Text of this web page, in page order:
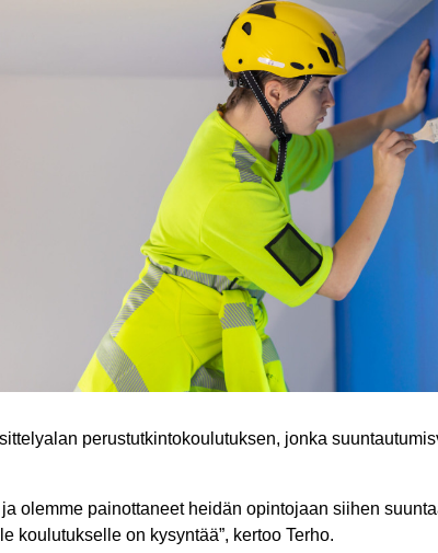
perustutkintokoulutuksen, jonka
olemme painottaneet heidän opintojaan siihen
koulutukselle on kysyntää”, kertoo Terho.